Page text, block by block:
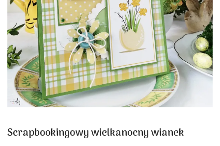
Scrapbookingowy wielkanocny wianek